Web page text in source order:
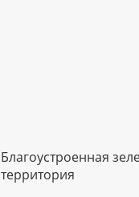
Благоустроенная
территория